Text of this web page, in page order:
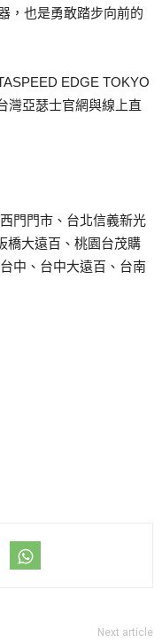
，也是勇敢踏步向前的
EDGE TOKYO
灣亞瑟士官網與線上直
門門市、台北信義新光
橋大遠百、桃園台茂購
中、台中大遠百、台南
Next article